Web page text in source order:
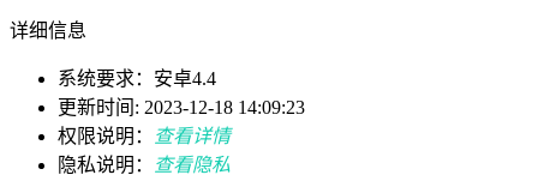
详细信息
系统要求：安卓4.4
更新时间: 2023-12-18 14:09:23
权限说明：
查看详情
隐私说明：
查看隐私